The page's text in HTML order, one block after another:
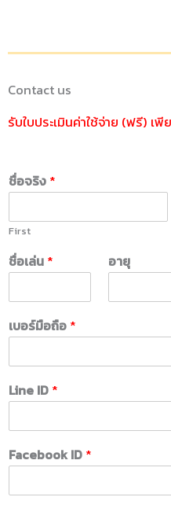
Contact us
รับใบประเมินค่าใช้จ่าย (ฟรี) เ
ชื่อจริง *
First
ชื่อเล่น * อายุ
เบอร์มือถือ *
Line ID *
Facebook ID *